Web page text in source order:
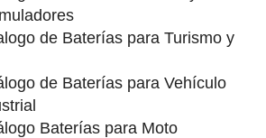
de Baterías para Turismo y
de Baterías para Vehículo
Baterías para Moto